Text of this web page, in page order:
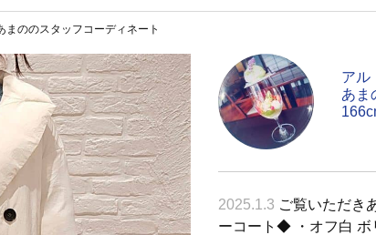
まののスタッフコーディネート
アル
あま
2025.1.3 ご覧いただき
ーコート◆ ・オフ白 ボ